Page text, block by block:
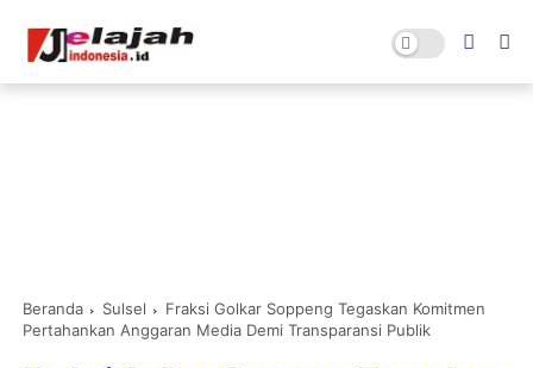
Beranda Sulsel
Fraksi Golkar Soppeng Tegaskan Komitmen
Pertahankan Anggaran Media Demi Transparansi Publik